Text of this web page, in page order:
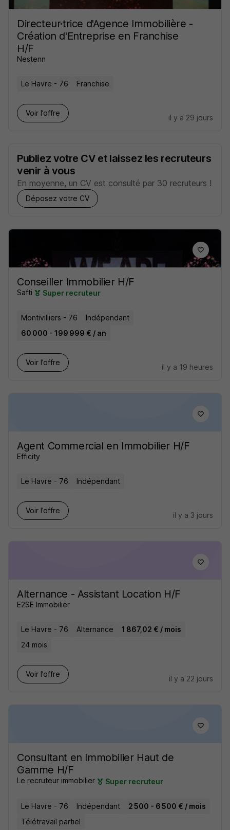
Directeur·trice d'Agence Immobilière -
Création d'Entreprise en Franchise
H/F
Nestenn
Le Havre - 76 Franchise
Voir l’offre
il y a 29 jours
Publiez votre CV et laissez les recruteurs
venir à vous
En moyenne, un CV est consulté par 30 recruteurs !
Déposez votre CV
Conseiller Immobilier H/F
Safti Super recruteur
Montivilliers - 76
Indépendant
60 000 - 199 999 € / an
Voir l’offre
il y a 19 heures
Agent Commercial en Immobilier H/F
Efficity
Le Havre - 76 Indépendant
Voir l’offre
il y a 3 jours
Alternance - Assistant Location H/F
E2SE Immobilier
Le Havre - 76 Alternance
1 867,02 € / mois
24 mois
Voir l’offre
il y a 22 jours
Consultant en Immobilier Haut de
Gamme H/F
Le recruteur immobilier Super recruteur
Le Havre - 76 Indépendant
2 500 - 6 500 € / mois
Télétravail partiel